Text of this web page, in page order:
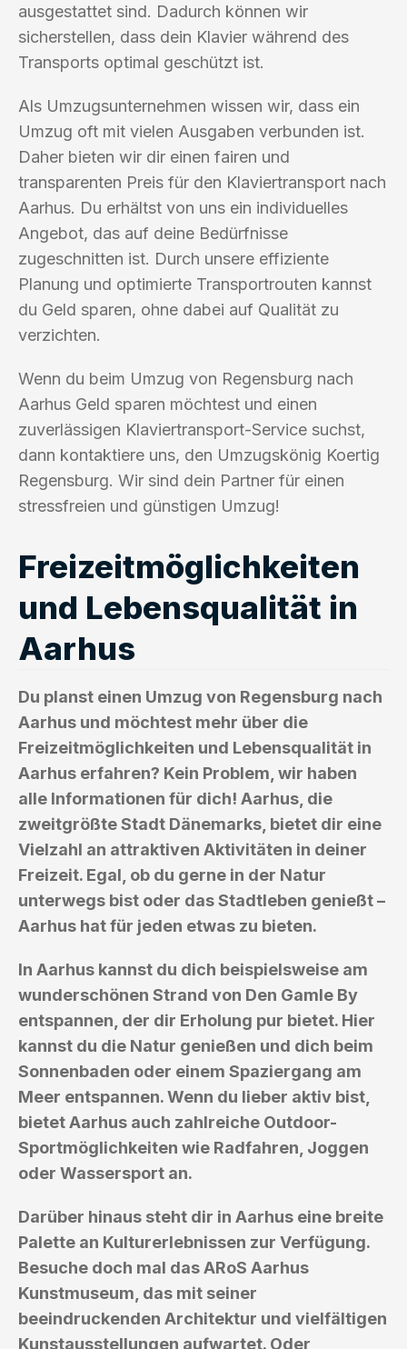
ausgestattet sind. Dadurch können wir
sicherstellen, dass dein Klavier während des
Transports optimal geschützt ist.
Als Umzugsunternehmen wissen wir, dass ein
Umzug oft mit vielen Ausgaben verbunden ist.
Daher bieten wir dir einen fairen und
transparenten Preis für den Klaviertransport nach
Aarhus. Du erhältst von uns ein individuelles
Angebot, das auf deine Bedürfnisse
zugeschnitten ist. Durch unsere effiziente
Planung und optimierte Transportrouten kannst
du Geld sparen, ohne dabei auf Qualität zu
verzichten.
Wenn du beim Umzug von Regensburg nach
Aarhus Geld sparen möchtest und einen
zuverlässigen Klaviertransport-Service suchst,
dann kontaktiere uns, den Umzugskönig Koertig
Regensburg. Wir sind dein Partner für einen
stressfreien und günstigen Umzug!
Freizeitmöglichkeiten
und Lebensqualität in
Aarhus
Du planst einen Umzug von Regensburg nach
Aarhus und möchtest mehr über die
Freizeitmöglichkeiten und Lebensqualität in
Aarhus erfahren? Kein Problem, wir haben
alle Informationen für dich! Aarhus, die
zweitgrößte Stadt Dänemarks, bietet dir eine
Vielzahl an attraktiven Aktivitäten in deiner
Freizeit. Egal, ob du gerne in der Natur
unterwegs bist oder das Stadtleben genießt –
Aarhus hat für jeden etwas zu bieten.
In Aarhus kannst du dich beispielsweise am
wunderschönen Strand von Den Gamle By
entspannen, der dir Erholung pur bietet. Hier
kannst du die Natur genießen und dich beim
Sonnenbaden oder einem Spaziergang am
Meer entspannen. Wenn du lieber aktiv bist,
bietet Aarhus auch zahlreiche Outdoor-
Sportmöglichkeiten wie Radfahren, Joggen
oder Wassersport an.
Darüber hinaus steht dir in Aarhus eine breite
Palette an Kulturerlebnissen zur Verfügung.
Besuche doch mal das ARoS Aarhus
Kunstmuseum, das mit seiner
beeindruckenden Architektur und vielfältigen
Kunstausstellungen aufwartet. Oder